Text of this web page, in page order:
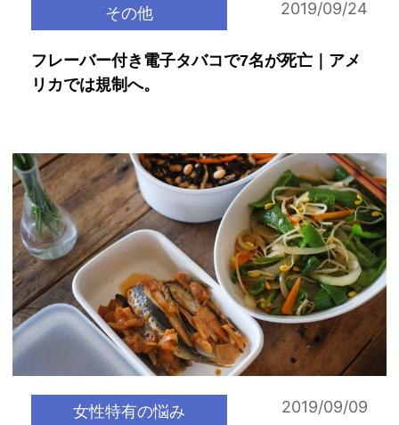
その他 2019/09/24
フレーバー付き電子タバコで7名が死亡｜アメ
リカでは規制へ。
女性特有の悩み 2019/09/09